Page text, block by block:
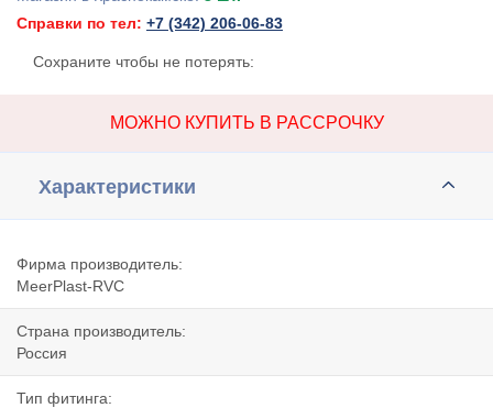
Справки по тел: +7 (342) 206-06-83
Сохраните чтобы не потерять:
МОЖНО КУПИТЬ В РАССРОЧКУ
Характеристики
Фирма производитель:
MeerPlast-RVC
Страна производитель:
Россия
Тип фитинга: